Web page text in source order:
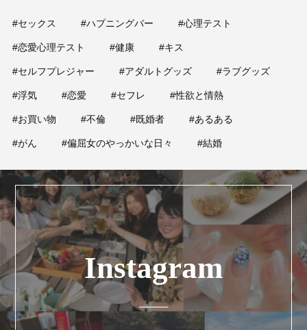
#セックス #ハプニングバー #心理テスト
#恋愛心理テスト #健康 #キス
#セルフプレジャー #アダルトグッズ #ラブグッズ
#浮気 #恋愛 #セフレ #性欲と情熱
#お買い物 #不倫 #既婚者 #あるある
#がん #偏屈女のやっかいな日々 #結婚
Instagram